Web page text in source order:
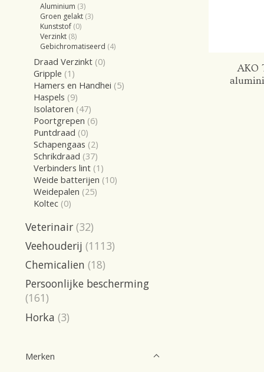
Aluminium (3)
Groen gelakt (3)
Kunststof (0)
Verzinkt (8)
Gebichromatiseerd (4)
Draad Verzinkt (0)
Gripple (1)
Hamers en Handhei (5)
Haspels (9)
Isolatoren (47)
Poortgrepen (6)
Puntdraad (0)
Schapengaas (2)
Schrikdraad (37)
Verbinders lint (1)
Weide batterijen (10)
Weidepalen (25)
Koltec (0)
Veterinair (32)
Veehouderij (1113)
Chemicalien (18)
Persoonlijke bescherming
(161)
Horka (3)
Merken
AKO